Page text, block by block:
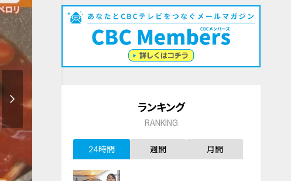
ランキング
RANKING
24時間 週間 月間